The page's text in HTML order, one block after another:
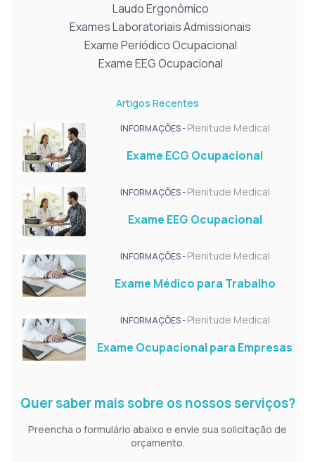
Laudo Ergonômico
Exames Laboratoriais Admissionais
Exame Periódico Ocupacional
Exame EEG Ocupacional
Artigos Recentes
INFORMAÇÕES -Plenitude Medical
Exame ECG Ocupacional
INFORMAÇÕES -Plenitude Medical
Exame EEG Ocupacional
INFORMAÇÕES -Plenitude Medical
Exame Médico para Trabalho
INFORMAÇÕES -Plenitude Medical
Exame Ocupacional para Empresas
Quer saber mais sobre os nossos serviços?
Preencha o formulário abaixo e envie sua solicitação de
orçamento.